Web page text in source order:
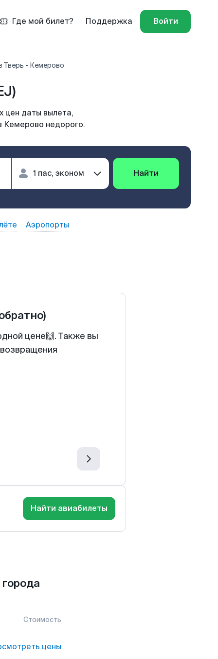
Где мой билет? Поддержка Войти
Тверь - Кемерово
цен даты вылета,
Кемерово недорого.
Найти
Аэропорты
цене🙌. Также вы
Найти авиабилеты
Стоимость
цены